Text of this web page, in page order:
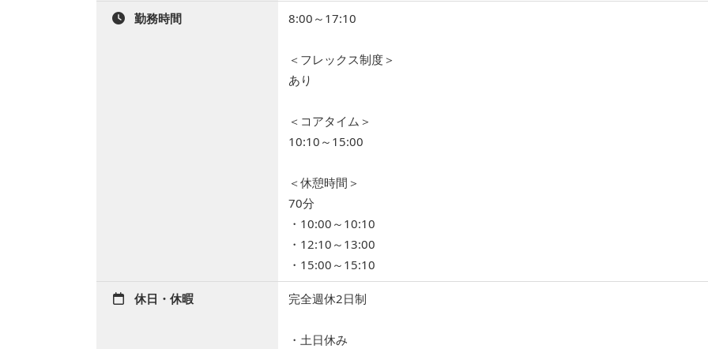
勤務時間 8:00～17:10
＜フレックス制度＞
あり
＜コアタイム＞
10:10～15:00
＜休憩時間＞
70分
・10:00～10:10
・12:10～13:00
・15:00～15:10
休日・休暇 完全週休2日制
・土日休み